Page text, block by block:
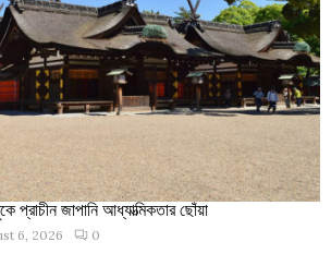
প্রাচীন জাপানি আধ্যাত্মিকতার ছোঁয়া
6, 2026 0